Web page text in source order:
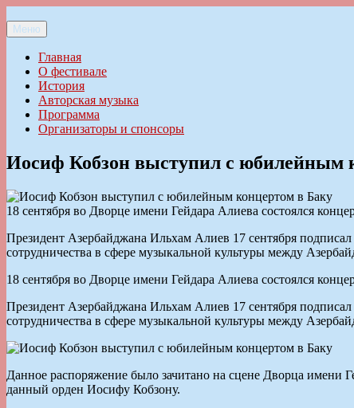
к
содержимому
Ильменский фестиваль авторской песни
Меню
Главная
О фестивале
История
Авторская музыка
Программа
Организаторы и спонсоры
Иосиф Кобзон выступил с юбилейным
18 сентября во Дворце имени Гейдара Алиева состоялся
Президент Азербайджана Ильхам Алиев 17 сентября
сотрудничества в сфере музыкальной культуры между
18 сентября во Дворце имени Гейдара Алиева состоялся
Президент Азербайджана Ильхам Алиев 17 сентября
сотрудничества в сфере музыкальной культуры между
Данное распоряжение было зачитано на сцене Дворца имени
данный орден Иосифу Кобзону.